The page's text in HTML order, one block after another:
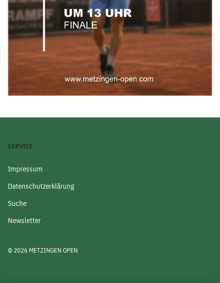
SERVICE
Impressum
Datenschutzerklärung
Suche
Newsletter
© 2026 METZINGEN OPEN